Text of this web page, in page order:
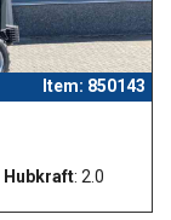
Item: 850143
Hubkraft: 2.0